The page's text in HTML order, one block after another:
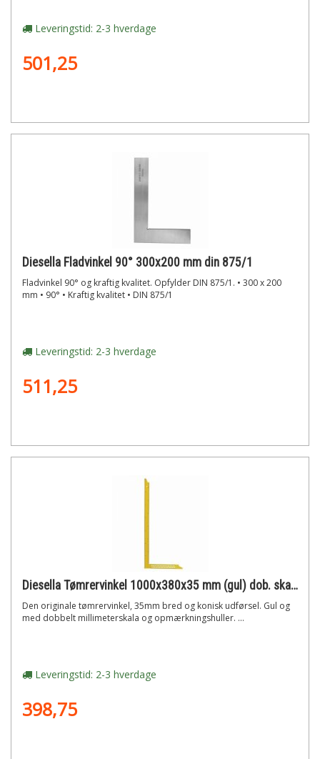
Leveringstid: 2-3 hverdage
501,25
Diesella Fladvinkel 90° 300x200 mm din 875/1
Fladvinkel 90° og kraftig kvalitet. Opfylder DIN 875/1. • 300 x 200
mm • 90° • Kraftig kvalitet • DIN 875/1
Leveringstid: 2-3 hverdage
511,25
Diesella Tømrervinkel 1000x380x35 mm (gul) dob. skala med opmærk. huller
Den originale tømrervinkel, 35mm bred og konisk udførsel. Gul og
med dobbelt millimeterskala og opmærkningshuller. ...
Leveringstid: 2-3 hverdage
398,75